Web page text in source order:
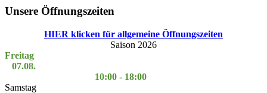
Unsere Öffnungszeiten
HIER klicken für allgemeine Öffnungszeiten
Saison 2026
Freitag
07.08.
10:00 - 18:00
Samstag